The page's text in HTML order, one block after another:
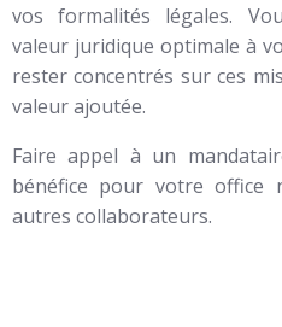
vos formalités légales.
valeur juridique optimale à
rester concentrés sur ces
valeur ajoutée.
Faire appel à un
bénéfice pour votre office
autres collaborateurs.